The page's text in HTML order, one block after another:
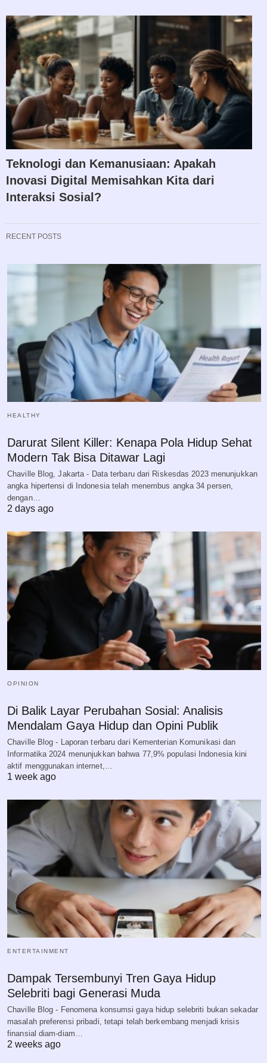
Teknologi dan Kemanusiaan: Apakah
Inovasi Digital Memisahkan Kita dari
Interaksi Sosial?
RECENT POSTS
HEALTHY
Darurat Silent Killer: Kenapa Pola Hidup Sehat
Modern Tak Bisa Ditawar Lagi
Chaville Blog, Jakarta - Data terbaru dari Riskesdas 2023 menunjukkan
angka hipertensi di Indonesia telah menembus angka 34 persen,
dengan…
2 days ago
OPINION
Di Balik Layar Perubahan Sosial: Analisis
Mendalam Gaya Hidup dan Opini Publik
Chaville Blog - Laporan terbaru dari Kementerian Komunikasi dan
Informatika 2024 menunjukkan bahwa 77,9% populasi Indonesia kini
aktif menggunakan internet,…
1 week ago
ENTERTAINMENT
Dampak Tersembunyi Tren Gaya Hidup
Selebriti bagi Generasi Muda
Chaville Blog - Fenomena konsumsi gaya hidup selebriti bukan sekadar
masalah preferensi pribadi, tetapi telah berkembang menjadi krisis
finansial diam-diam…
2 weeks ago